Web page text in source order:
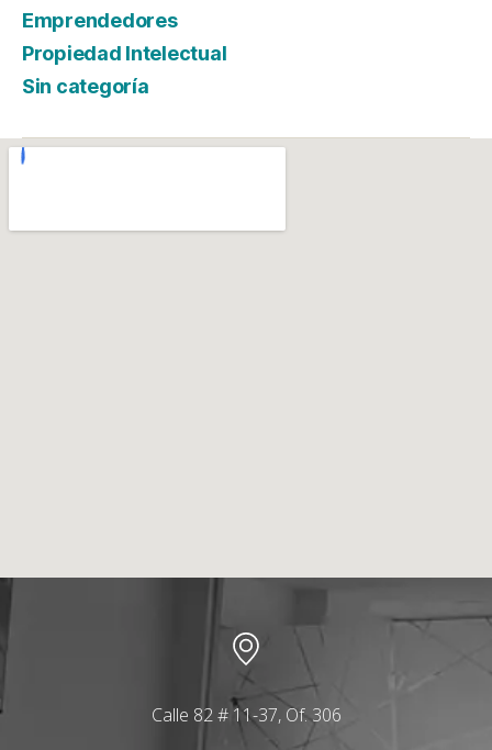
Emprendedores
Propiedad Intelectual
Sin categoría
Calle 82 # 11-37, Of. 306